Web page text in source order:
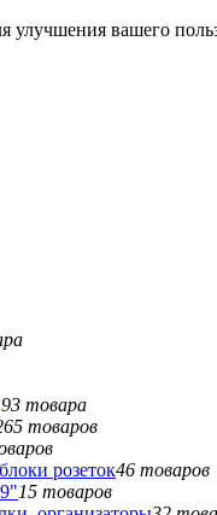
улучшения вашего
товара
товаров
розеток46 товаров
15 товаров